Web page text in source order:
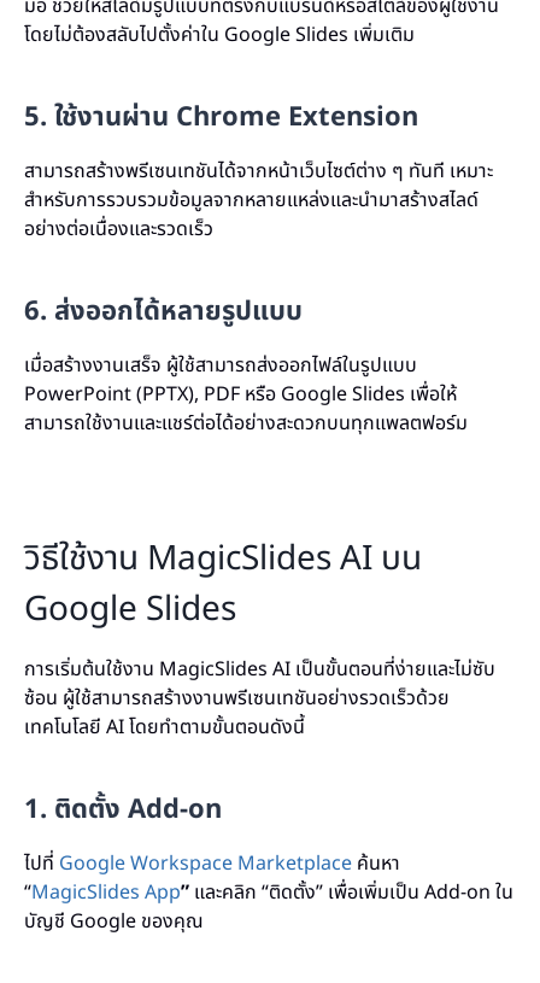
มือ ช่วยให้สไลด์มีรูปแบบที่ตรงกับแบรนด์หรือสไตล์ของผู้ใช้งาน
โดยไม่ต้องสลับไปตั้งค่าใน Google Slides เพิ่มเติม
5. ใช้งานผ่าน Chrome Extension
สามารถสร้างพรีเซนเทชันได้จากหน้าเว็บไซต์ต่าง ๆ ทันที เหมาะ
สำหรับการรวบรวมข้อมูลจากหลายแหล่งและนำมาสร้างสไลด์
อย่างต่อเนื่องและรวดเร็ว
6. ส่งออกได้หลายรูปแบบ
เมื่อสร้างงานเสร็จ ผู้ใช้สามารถส่งออกไฟล์ในรูปแบบ
PowerPoint (PPTX), PDF หรือ Google Slides เพื่อให้
สามารถใช้งานและแชร์ต่อได้อย่างสะดวกบนทุกแพลตฟอร์ม
วิธีใช้งาน MagicSlides AI บน
Google Slides
การเริ่มต้นใช้งาน MagicSlides AI เป็นขั้นตอนที่ง่ายและไม่ซับ
ซ้อน ผู้ใช้สามารถสร้างงานพรีเซนเทชันอย่างรวดเร็วด้วย
เทคโนโลยี AI โดยทำตามขั้นตอนดังนี้
1. ติดตั้ง Add-on
ไปที่ Google Workspace Marketplace ค้นหา
“MagicSlides App” และคลิก “ติดตั้ง” เพื่อเพิ่มเป็น Add-on ใน
บัญชี Google ของคุณ